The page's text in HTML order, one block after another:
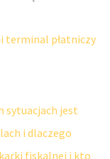
terminal płatniczy
sytuacjach jest
i dlaczego
fiskalnej i kto